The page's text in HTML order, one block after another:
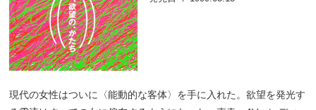
現代の女性はついに〈能動的な客体〉を手に入れた。欲望を発光す